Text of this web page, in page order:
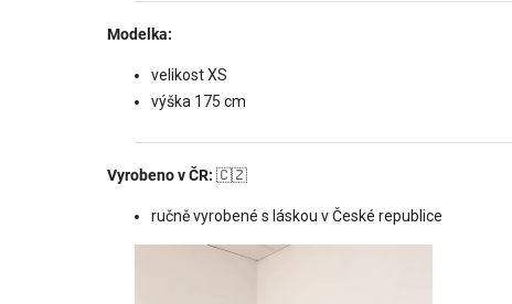
Modelka:
velikost XS
výška 175 cm
Vyrobeno v ČR: 🇨🇿
ručně vyrobené s láskou v České republice